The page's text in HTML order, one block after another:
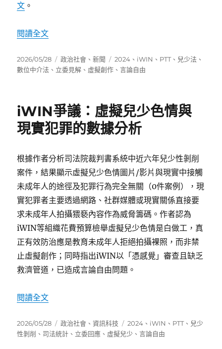
文 。
閱讀全文〈iWIN管制爭議：現任立委兼刑法學者提出法律
發
佈
2026/05/28
分
類
政治社會 、新聞
標
籤
2024 、 iWIN 、 PTT、 兒少法 、
數位中介法 、 立委見解 、 虛擬創作 、言論自由
iWIN爭議：虛擬兒少色情與
現實犯罪的數據分析
根據作者分析司法院裁判書系統中近六年兒少性剝削
案件，結果顯示虛擬兒少色情圖片/影片與現實中接觸
未成年人的途徑及犯罪行為完全無關（0件案例），現
實犯罪者主要透過網路、社群媒體或現實關係直接要
求未成年人拍攝猥褻內容作為威脅籌碼。作者認為
iWIN等組織花費預算檢舉虛擬兒少色情是白做工，真
正有效防治應是教育未成年人拒絕拍攝裸照，而非禁
止虛擬創作；同時指出iWIN以「憑感覺」審查且缺乏
救濟管道，已造成言論自由問題。
閱讀全文〈iWIN爭議：虛擬兒少色情與現實犯罪的數據分
發
佈
2026/05/28
分
類
政治社會 、資訊科技
標
籤
2024 、 iWIN 、 PTT、 兒少
性剝削 、 司法統計 、 立委回應 、 虛擬兒少 、言論自由